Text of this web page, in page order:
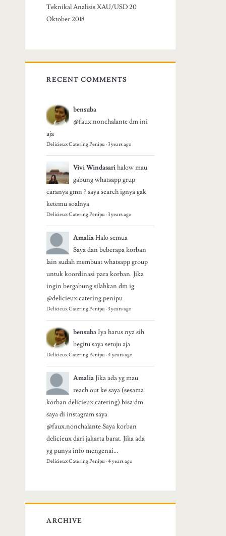
Teknikal Analisis XAU/USD 20
Oktober 2018
RECENT COMMENTS
bensuba
@faux.nonchalante dm ini
aja
Delicieux Catering Penipu·3 years ago
Vivi Windasari halow mau
gabung whatsapp grup
caranya gmn ? saya search ignya gak
ketemu soalnya
Delicieux Catering Penipu·3 years ago
Amalia Halo semua
Saya dan beberapa korban
lain sudah membuat whatsapp group
untuk koordinasi para korban. Jika
ingin bergabung silahkan dm ig
@delicieux.catering.penipu
Delicieux Catering Penipu·3 years ago
bensuba Iya harus nya sih
begitu saya setuju aja
Delicieux Catering Penipu·4 years ago
Amalia Jika ada yg mau
reach out ke saya (sesama
korban delicieux catering) bisa dm
saya di instagram saya
@faux.nonchalante Saya korban
delicieux dari jakarta barat. Jika ada
yg punya info mengenai...
Delicieux Catering Penipu·4 years ago
ARCHIVE